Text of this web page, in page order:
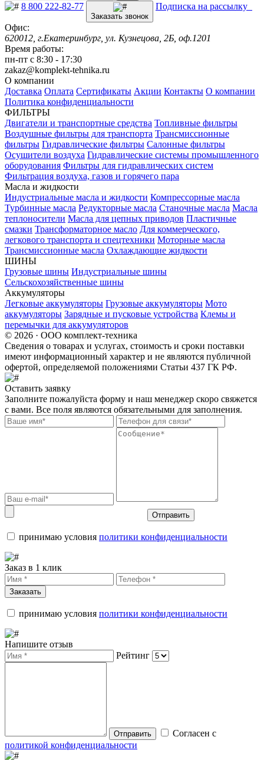
8 800 222-82-77
Заказать звонок
Подписка на рассылку
Офис:
620012, г.Екатеринбург, ул. Кузнецова, 2Б, оф.1201
Время работы:
пн-пт с 8:30 - 17:30
zakaz@komplekt-tehnika.ru
О компании
Доставка Оплата Сертификаты Акции Контакты О компании
Политика конфиденциальности
ФИЛЬТРЫ
Двигатели и транспортные средства Топливные фильтры
Воздушные фильтры для транспорта Трансмиссионные
фильтры Гидравлические фильтры Салонные фильтры
Осушители воздуха Гидравлические системы промышленного
оборудования Фильтры для гидравлических систем
Фильтрация воздуха, газов и горячего пара
Масла и жидкости
Индустриальные масла и жидкости Компрессорные масла
Турбинные масла Редукторные масла Станочные масла Масла
теплоносители Масла для цепных приводов Пластичные
смазки Трансформаторное масло Для коммерческого,
легкового транспорта и спецтехники Моторные масла
Трансмиссионные масла Охлаждающие жидкости
ШИНЫ
Грузовые шины Индустриальные шины
Сельскохозяйственные шины
Аккумуляторы
Легковые аккумуляторы Грузовые аккумуляторы Мото
аккумуляторы Зарядные и пусковые устройства Клемы и
перемычки для аккумуляторов
© 2026 · ООО комплект-техника
Сведения о товарах и услугах, стоимость и сроки поставки
имеют информационный характер и не являются публичной
офертой, определяемой положениями Статьи 437 ГК РФ.
Оставить заявку
Заполните пожалуйста форму и наш менеджер скоро свяжется
с вами. Все поля являются обязательными для заполнения.
Отправить
принимаю условия политики конфиденциальности
Заказ в 1 клик
Заказать
принимаю условия политики конфиденциальности
Напишите отзыв
Рейтинг
Отправить
Согласен с
политикой конфиденциальности